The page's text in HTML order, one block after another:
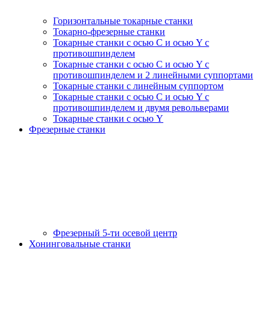
Горизонтальные токарные станки
Токарно-фрезерные станки
Токарные станки c осью C и осью Y с
противошпинделем
Токарные станки c осью C и осью Y с
противошпинделем и 2 линейными суппортами
Токарные станки с линейным суппортом
Токарные станки с осью C и осью Y с
противошпинделем и двумя револьверами
Токарные станки с осью Y
Фрезерные станки
Фрезерный 5-ти осевой центр
Хонинговальные станки